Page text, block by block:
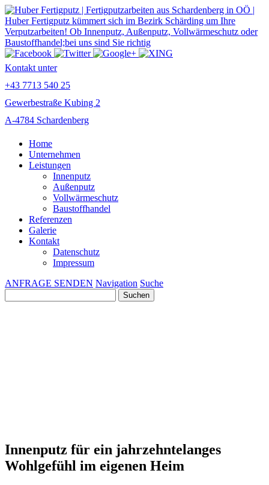
Kontakt unter
+43 7713 540 25
Gewerbestraße Kubing 2
A-4784 Schardenberg
Home
Unternehmen
Leistungen
Innenputz
Außenputz
Vollwärmeschutz
Baustoffhandel
Referenzen
Galerie
Kontakt
Datenschutz
Impressum
ANFRAGE SENDEN Navigation Suche
nach:
Innenputz für ein jahrzehntelanges
Wohlgefühl im eigenen Heim